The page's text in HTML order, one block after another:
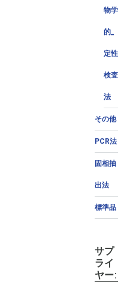
物学
的_
定性
検査
法
その他
PCR法
固相抽
出法
標準品
サプ
ライ
ヤー: